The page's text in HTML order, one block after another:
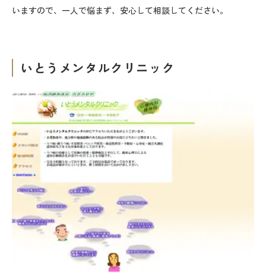
いますので、一人で悩まず、安心して相談してください。
いとうメンタルクリニック